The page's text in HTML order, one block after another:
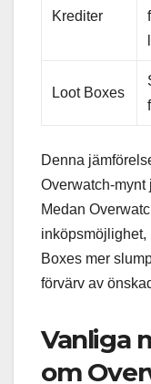
Krediter
Loot Boxes
Denna
Overwatch-mynt
Medan
inköpsmöjlighet,
Boxes mer
förvärv av
Vanliga
om